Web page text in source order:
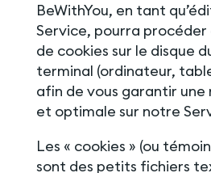
BeWithYou, en tant
Service, pourra procéder
de cookies sur le disque
terminal (ordinateur,
afin de vous garantir
et optimale sur notre
Les « cookies » (ou
sont des petits fichiers